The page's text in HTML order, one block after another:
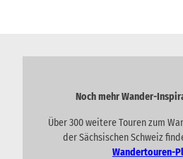
Noch mehr Wander-
Über 300 weitere Touren zum
der Sächsischen Schweiz
Wandertouren-